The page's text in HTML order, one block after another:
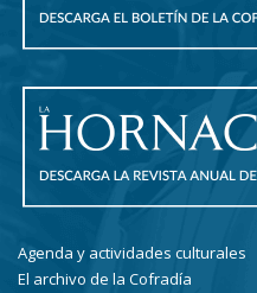
Agenda y actividades culturales
El archivo de la Cofradía